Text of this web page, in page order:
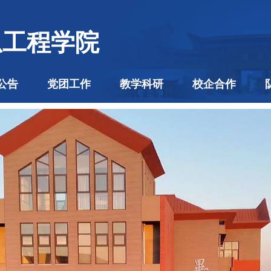
程学院
告 党团工作 教学科研 校企合作